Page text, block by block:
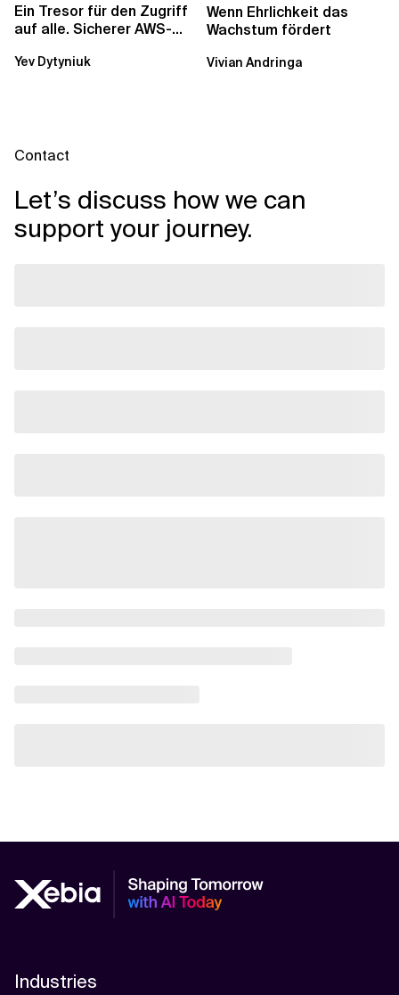
Ein Tresor für den Zugriff
auf alle. Sicherer AWS-
Konten
Yev Dytyniuk
Wenn Ehrlichkeit das
Wachstum fördert
Vivian Andringa
Contact
Let’s discuss how we can
support your journey.
Industries